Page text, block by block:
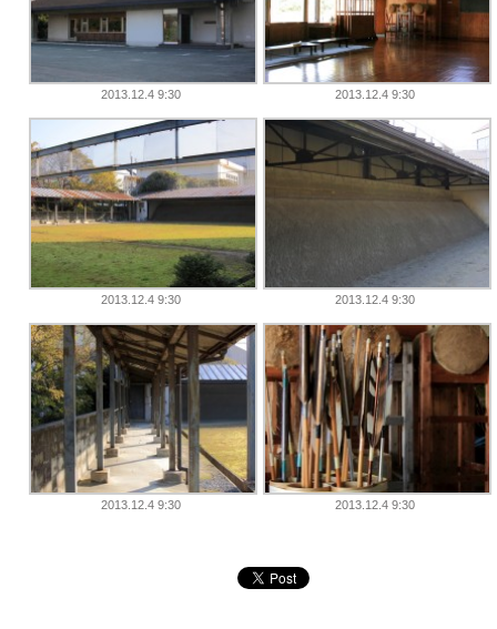
2013.12.4 9:30 2013.12.4 9:30
2013.12.4 9:30 2013.12.4 9:30
2013.12.4 9:30 2013.12.4 9:30